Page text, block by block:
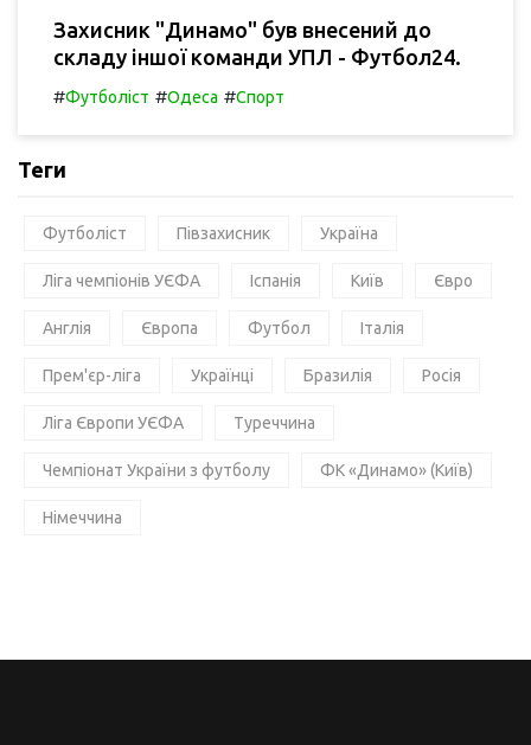
Захисник "Динамо" був внесений до
складу іншої команди УПЛ - Футбол24.
#Футболіст #Одеса #Спорт
Теги
Футболіст Півзахисник Україна
Ліга чемпіонів УЄФА Іспанія Київ Євро
Англія Європа Футбол Італія
Прем'єр-ліга Українці Бразилія Росія
Ліга Європи УЄФА Туреччина
Чемпіонат України з футболу ФК «Динамо» (Київ)
Німеччина